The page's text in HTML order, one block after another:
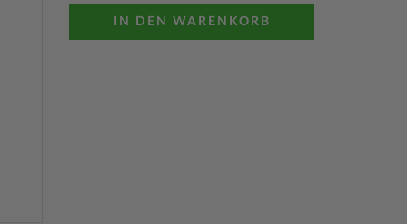
Datei
mit
Erläuterungen
IN DEN WARENKORB